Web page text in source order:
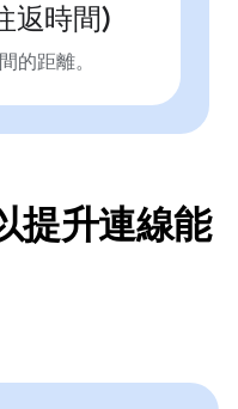
返時間)
的距離。
提升連線能